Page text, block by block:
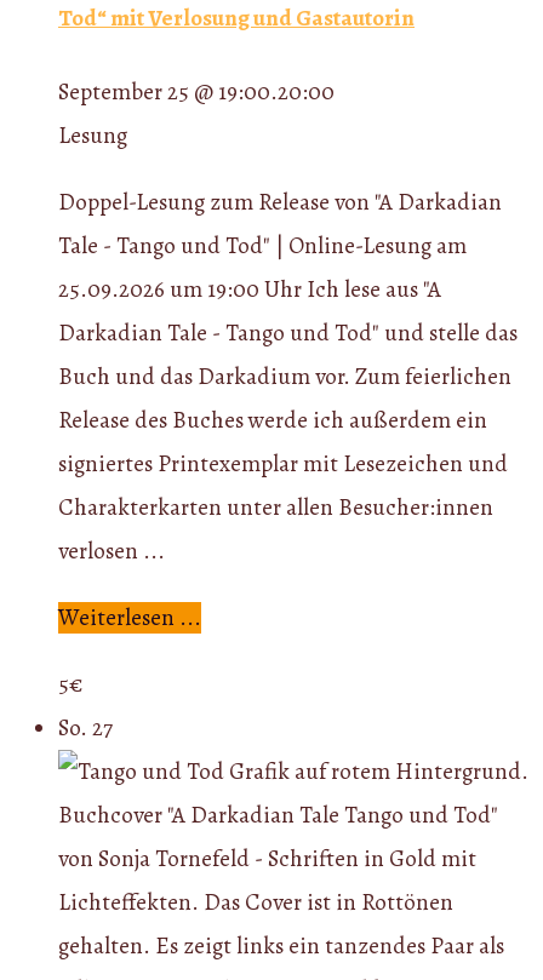
Tod“ mit Verlosung und Gastautorin
September 25 @ 19:00.20:00
Lesung
Doppel-Lesung zum Release von "A Darkadian
Tale - Tango und Tod" | Online-Lesung am
25.09.2026 um 19:00 Uhr Ich lese aus "A
Darkadian Tale - Tango und Tod" und stelle das
Buch und das Darkadium vor. Zum feierlichen
Release des Buches werde ich außerdem ein
signiertes Printexemplar mit Lesezeichen und
Charakterkarten unter allen Besucher:innen
verlosen ...
Weiterlesen ...
5€
So. 27